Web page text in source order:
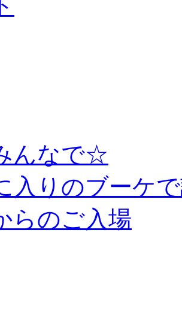
んなで☆
入りのブーケ
らのご入場